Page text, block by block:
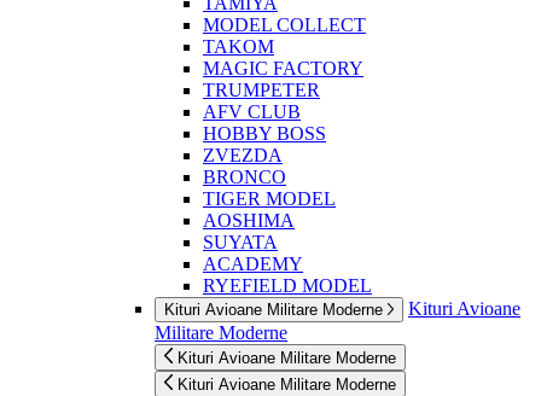
MODEL COLLECT
TAKOM
MAGIC FACTORY
TRUMPETER
AFV CLUB
HOBBY BOSS
ZVEZDA
BRONCO
TIGER MODEL
AOSHIMA
SUYATA
ACADEMY
RYEFIELD MODEL
Kituri Avioane Militare Moderne
Kituri Avioane
Militare Moderne
Kituri Avioane Militare Moderne
Kituri Avioane Militare Moderne